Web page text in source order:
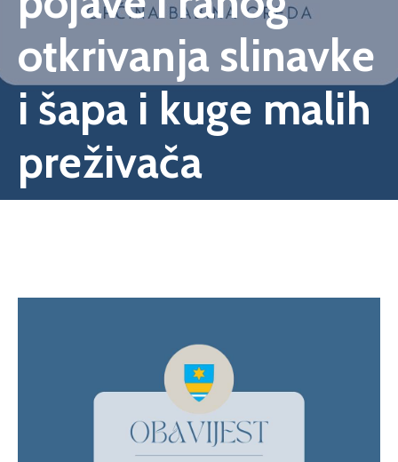
otkrivanja slinavke
i šapa i kuge malih
preživača